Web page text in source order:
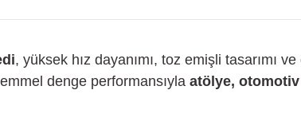
, yüksek hız dayanımı, toz emişli tasarımı
denge performansıyla atölye,